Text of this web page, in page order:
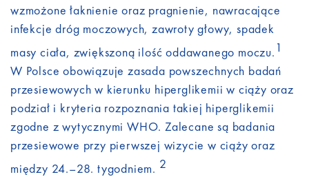
wzmożone łaknienie oraz pragnienie, nawracające
infekcje dróg moczowych, zawroty głowy, spadek
masy ciała, zwiększoną ilość oddawanego moczu. 1
W Polsce obowiązuje zasada powszechnych badań
przesiewowych w kierunku hiperglikemii w ciąży oraz
podział i kryteria rozpoznania takiej hiperglikemii
zgodne z wytycznymi WHO. Zalecane są badania
przesiewowe przy pierwszej wizycie w ciąży oraz
między 24.–28. tygodniem. 2